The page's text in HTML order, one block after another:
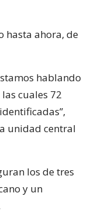
hasta ahora, de
hablando
cuales 72
unidad central
los de tres
y un